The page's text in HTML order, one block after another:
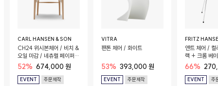
CARL HANSEN & SON
CH24 위시본체어 / 비치 &
오일 마감 / 네츄럴 페이퍼
코드 시트
52% 674,000 원
EVENT
주문제작
VITRA
팬톤 체어 / 화이트
53% 393,000 원
EVENT
주문제작
FRITZ
앤트 체어 /
랙 + 크롬 베
66%
EVENT
주